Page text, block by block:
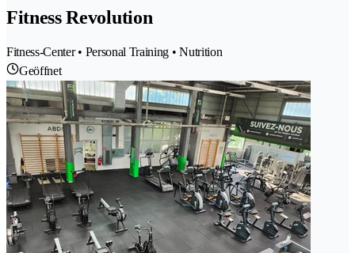
Fitness Revolution
Fitness-Center • Personal Training • Nutrition
Geöffnet